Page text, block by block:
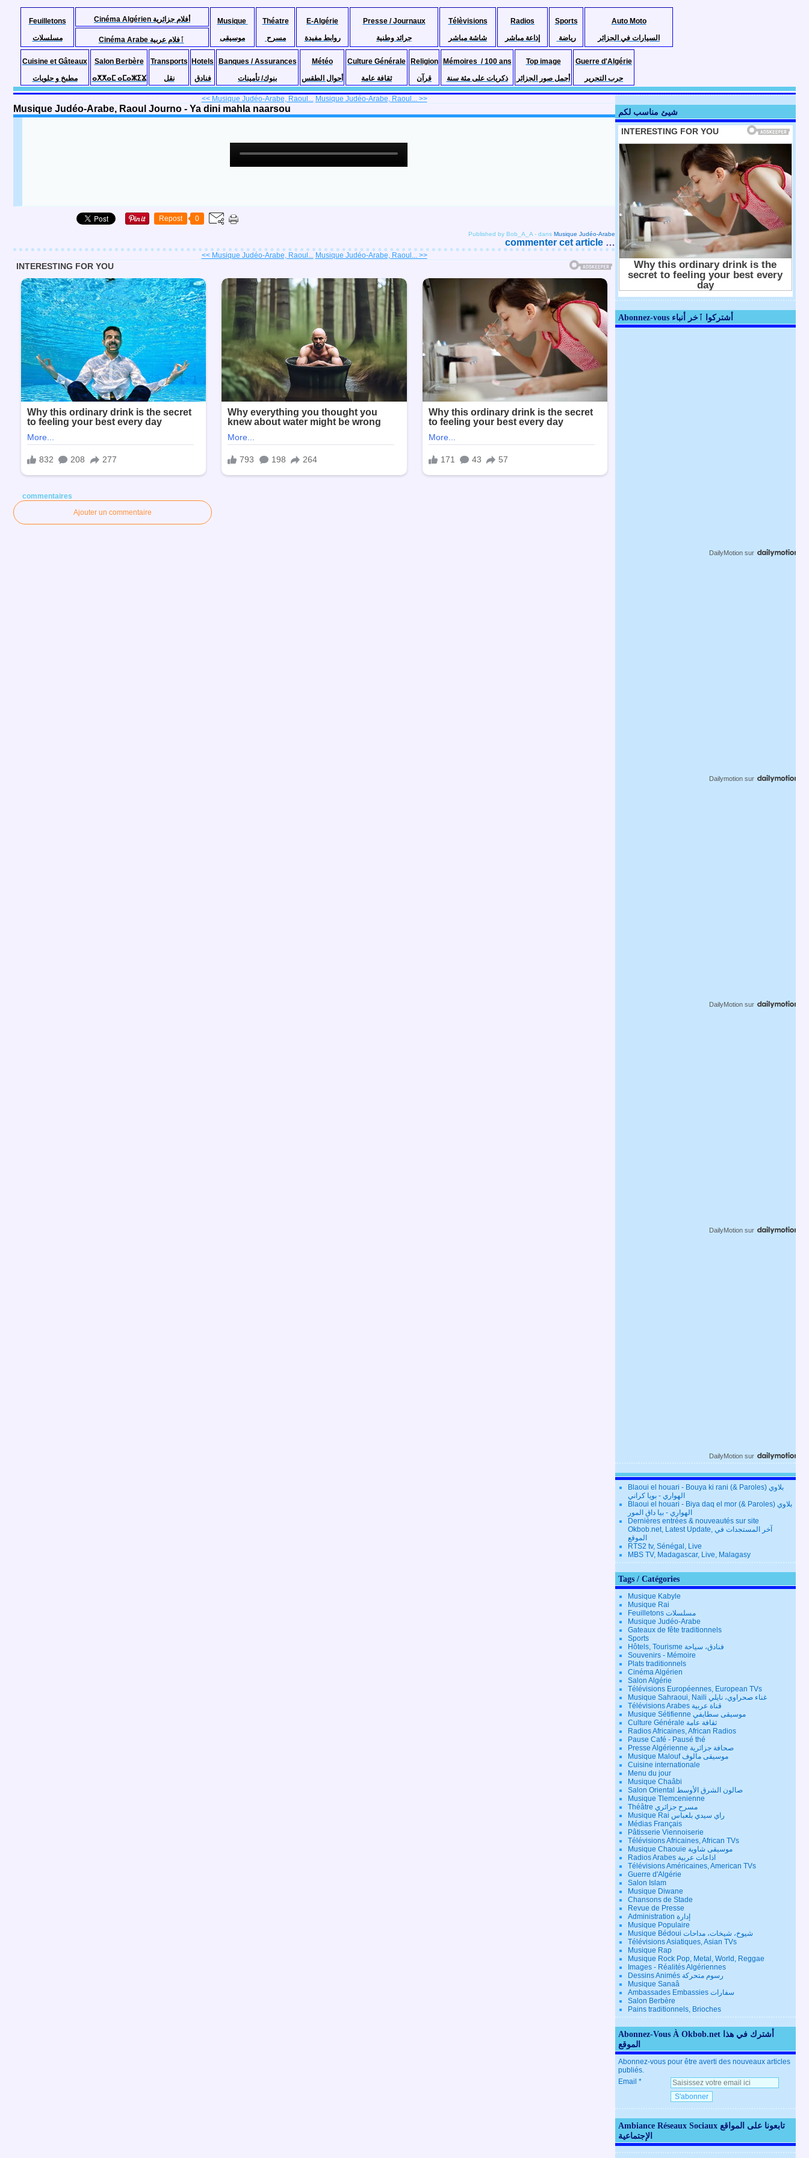
Feuilletons
مسلسلات
Cinéma Algérien أفلام جزائرية
Musique
موسيقى
Théatre
مسرح
E-Algérie
روابط مفيدة
Presse / Journaux
جرائد وطنية
Télèvisions
شاشة مباشر
Radios
إذاعة مباشر
Sports
رياضة
Auto Moto
السيارات في الجزائر
Cinéma Arabe ٱفلام عربية
Cuisine et Gâteaux
مطبخ و حلويات
Salon Berbère
ⴰⵅⵅⴰⵎ ⴰⵎⴰⵣⵉⴴ
Transports
نقل
Hotels
فنادق
Banques / Assurances
بنوك/ تأمينات
Météo
أحوال الطقس
Culture Générale
ثقافة عامة
Religion
قرآن
Mémoires / 100 ans
ذكريات على مئة سنة
Top image
أجمل صور الجزائر
Guerre d'Algérie
حرب التحرير
<< Musique Judéo-Arabe, Raoul... Musique Judéo-Arabe, Raoul... >>
Musique Judéo-Arabe, Raoul Journo - Ya dini mahla naarsou
Repost 0
Published by Bob_A_A - dans Musique Judéo-Arabe
commenter cet article …
<< Musique Judéo-Arabe, Raoul... Musique Judéo-Arabe, Raoul... >>
commentaires
Ajouter un commentaire
شيئ مناسب لكم
Abonnez-vous أشتركوا ٱخر أنباء
DailyMotion sur
Dailymotion sur
DailyMotion sur
DailyMotion sur
DailyMotion sur
Blaoui el houari - Bouya ki rani (& Paroles) بلاوي
الهواري - بويا كراني
Blaoui el houari - Biya daq el mor (& Paroles) بلاوي
الهواري - بيا داق المور
Dernières entrées & nouveautés sur site
Okbob.net, Latest Update, آخر المستجدات في
الموقع
RTS2 tv, Sénégal, Live
MBS TV, Madagascar, Live, Malagasy
Tags / Catégories
Musique Kabyle
Musique Rai
Feuilletons مسلسلات
Musique Judéo-Arabe
Gateaux de fête traditionnels
Sports
Hôtels, Tourisme فنادق، سياحة
Souvenirs - Mémoire
Plats traditionnels
Cinéma Algérien
Salon Algérie
Télévisions Européennes, European TVs
Musique Sahraoui, Naili غناء صحراوي، نايلي
Télévisions Arabes قناة عربية
Musique Sétifienne موسيقى سطايفي
Culture Générale ثقافة عامة
Radios Africaines, African Radios
Pause Café - Pausé thé
Presse Algérienne صحافة جزائرية
Musique Malouf موسيقى مالوف
Cuisine internationale
Menu du jour
Musique Chaâbi
Salon Oriental صالون الشرق الأوسط
Musique Tlemcenienne
Théâtre مسرح جزائري
Musique Rai راي سيدي بلعباس
Médias Français
Pâtisserie Viennoiserie
Télévisions Africaines, African TVs
Musique Chaouie موسيقى شاوية
Radios Arabes اذاعات عربية
Télévisions Américaines, American TVs
Guerre d'Algérie
Salon Islam
Musique Diwane
Chansons de Stade
Revue de Presse
Administration إدارة
Musique Populaire
Musique Bédoui شيوخ، شيخات، مداحات
Télévisions Asiatiques, Asian TVs
Musique Rap
Musique Rock Pop, Metal, World, Reggae
Images - Réalités Algériennes
Dessins Animés رسوم متحركة
Musique Sanaâ
Ambassades Embassies سفارات
Salon Berbère
Pains traditionnels, Brioches
Abonnez-Vous À Okbob.net أشترك في هذا
الموقع
Abonnez-vous pour être averti des nouveaux articles
publiés.
Email
Ambiance Réseaux Sociaux تابعونا على المواقع
الإجتماعية